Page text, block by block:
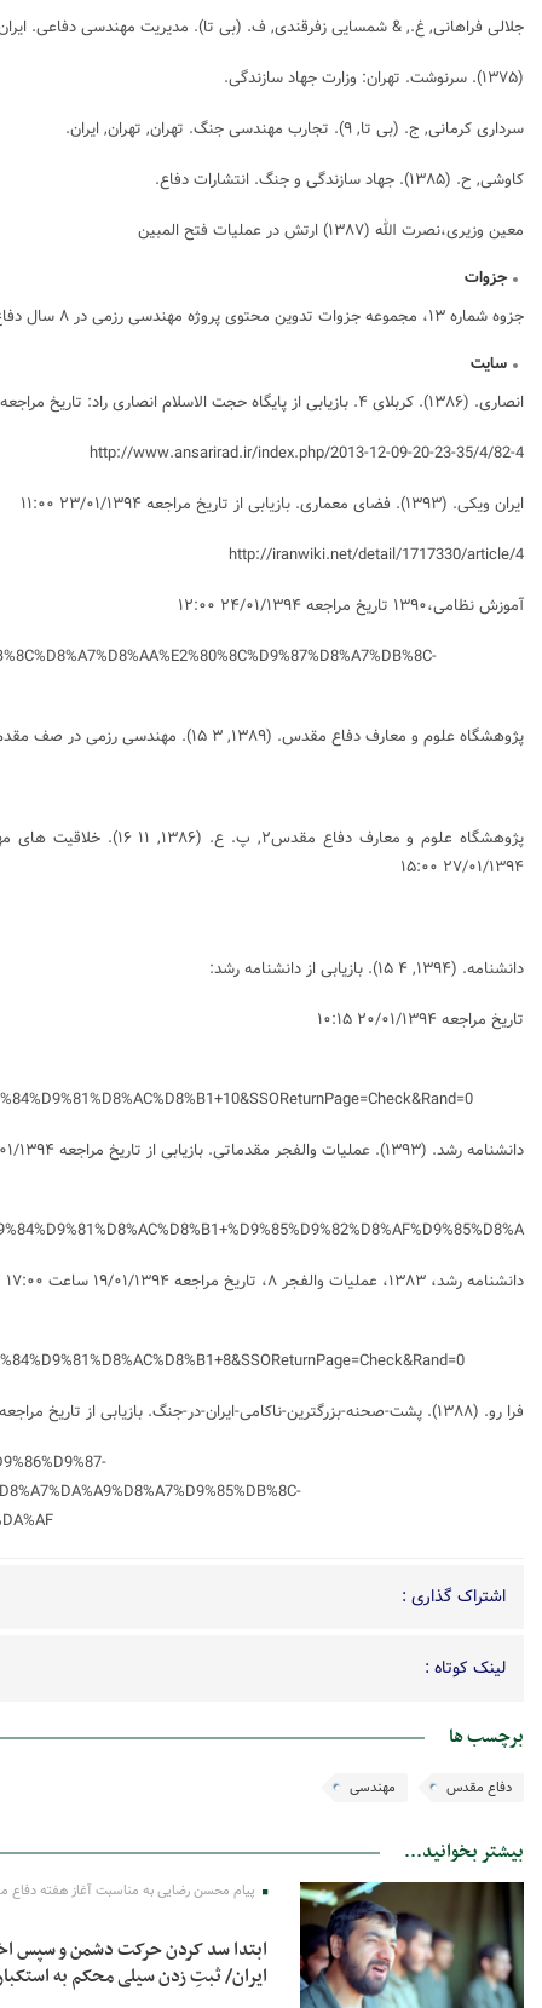
جلالی فراهانی, غ., & شمسایی زفرقندی, ف. (بی تا). مدیریت مهندسی دفاعی.
(۱۳۷۵).
سرنوشت. تهران: وزارت جهاد سازندگی.
سرداری کرمانی, ج. (بی تا, ۹). تجارب مهندسی جنگ. تهران, تهران, ایران.
کاوشی, ح. (۱۳۸۵).
جهاد سازندگی و جنگ. انتشارات دفاع.
معین وزیری،نصرت الله (۱۳۸۷) ارتش در عملیات فتح المبین
جزوات
جزوه شماره ۱۳، مجموعه جزوات تدوین محتوی پروژه مهندسی رزمی در ۸ سال دفاع مقدس،عملیات مهندسی ارتش
سایت
انصاری. (۱۳۸۶).
کربلای ۴
. بازیابی از پایگاه حجت الاسلام انصاری راد: تاریخ مراجعه ۲۳/۰۱/۱۳۹۴
http://www.ansarirad.ir/index.php/2013-12-09-20-23-35/4/82-4
ایران ویکی. (۱۳۹۳).
فضای معماری. بازیابی از تاریخ مراجعه ۲۳/۰۱/۱۳۹۴ ۱۱:۰۰
http://iranwiki.net/detail/1717330/article/4
آموزش نظامی،۱۳۹۰ تاریخ مراجعه ۲۴/۰۱/۱۳۹۴ ۱۲:۰۰
پژوهشگاه علوم و معارف دفاع مقدس. (۱۳۸۹, ۳ ۱۵). مهندسی رزمی در صف مقدم نبرد. بازیابی از پژوهشگاه علوم و معارف دفاع مقدس: تاریخ مراجعه ۲۳/۰۱/۱۳۹۴ ۱۴:۰۰
پژوهشگاه علوم و معارف دفاع مقدس۲, پ. ع. (۱۳۸۶, ۱۱ ۱۶).
خلاقیت های
۲۷/۰۱/۱۳۹۴ ۱۵:۰۰
دانشنامه. (۱۳۹۴, ۴ ۱۵). بازیابی از دانشنامه رشد:
تاریخ مراجعه ۲۰/۰۱/۱۳۹۴ ۱۰:۱۵
دانشنامه رشد. (۱۳۹۳).
عملیات والفجر مقدماتی. بازیابی از تاریخ مراجعه ۲۰/۰۱/۱۳۹۴ ۱۰:۲۵
دانشنامه رشد، ۱۳۸۳، عملیات والفجر ۸، تاریخ مراجعه ۱۹/۰۱/۱۳۹۴ ساعت ۱۷:۰۰
فرا رو. (۱۳۸۸). پشت-صحنه-بزرگترین-ناکامی-ایران-در-جنگ. بازیابی از تاریخ مراجعه ۱۸/۰۱/۱۳۹۴ ۲۰:۱۵
اشتراک گذاری :
لینک کوتاه :
برچسب ها
دفاع مقدس مهندسی
بیشتر بخوانید...
پیام محسن رضایی به مناسبت آغاز هفته
ابتدا سد کردن حرکت دشمن و سپس
ایران/ ثبتِ زدن سیلی محکم به